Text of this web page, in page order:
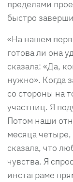
пределами
быстро
«На нашем
готова ли она
сказала: «Да,
нужно». Когда
со стороны на
участниц. Я
Потом наши
месяца
сказала, что
чувства. Я
инстаграме